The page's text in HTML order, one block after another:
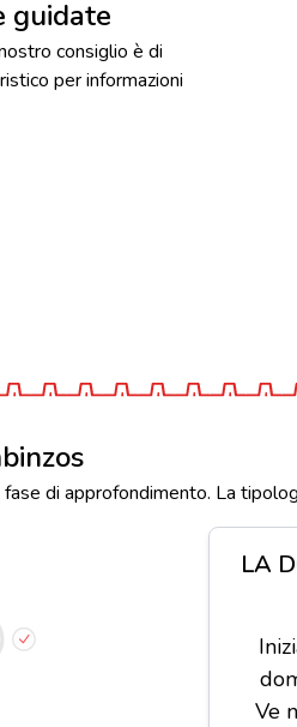
guidate
consiglio è di
per informazioni
fase di approfondimento. La
LA
Ve